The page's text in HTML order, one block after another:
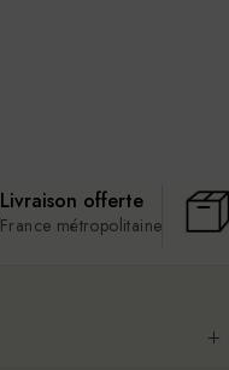
Livraison offerte
France métropolitaine